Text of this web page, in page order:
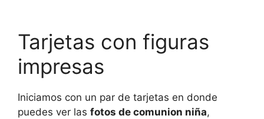
Tarjetas con figuras
impresas
Iniciamos con un par de tarjetas en donde
puedes ver las fotos de comunion niña,